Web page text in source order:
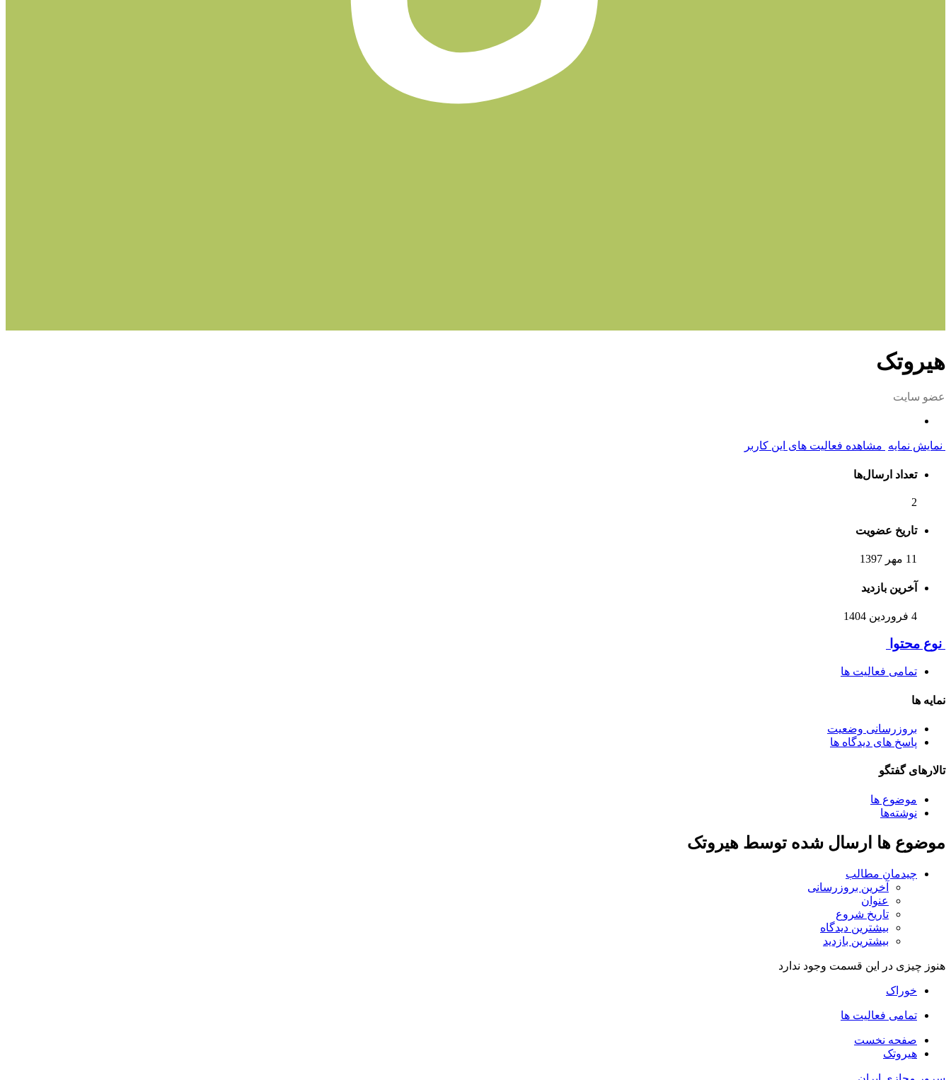
هیروتک
عضو سایت
نمایش نمایه مشاهده فعالیت های این کاربر
تعداد ارسال‌ها
2
تاریخ عضویت
11 مهر 1397
آخرین بازدید
4 فروردین 1404
نوع محتوا
تمامی فعالیت ها
نمایه ها
بروزرسانی وضعیت
پاسخ های دیدگاه ها
تالارهای گفتگو
موضوع ها
نوشته‌ها
موضوع ها ارسال شده توسط هیروتک
چیدمان مطالب
آخرین بروزرسانی
عنوان
تاریخ شروع
بیشترین دیدگاه
بیشترین بازدید
هنوز چیزی در این قسمت وجود ندارد
خوراک
تمامی فعالیت ها
صفحه نخست
هیروتک